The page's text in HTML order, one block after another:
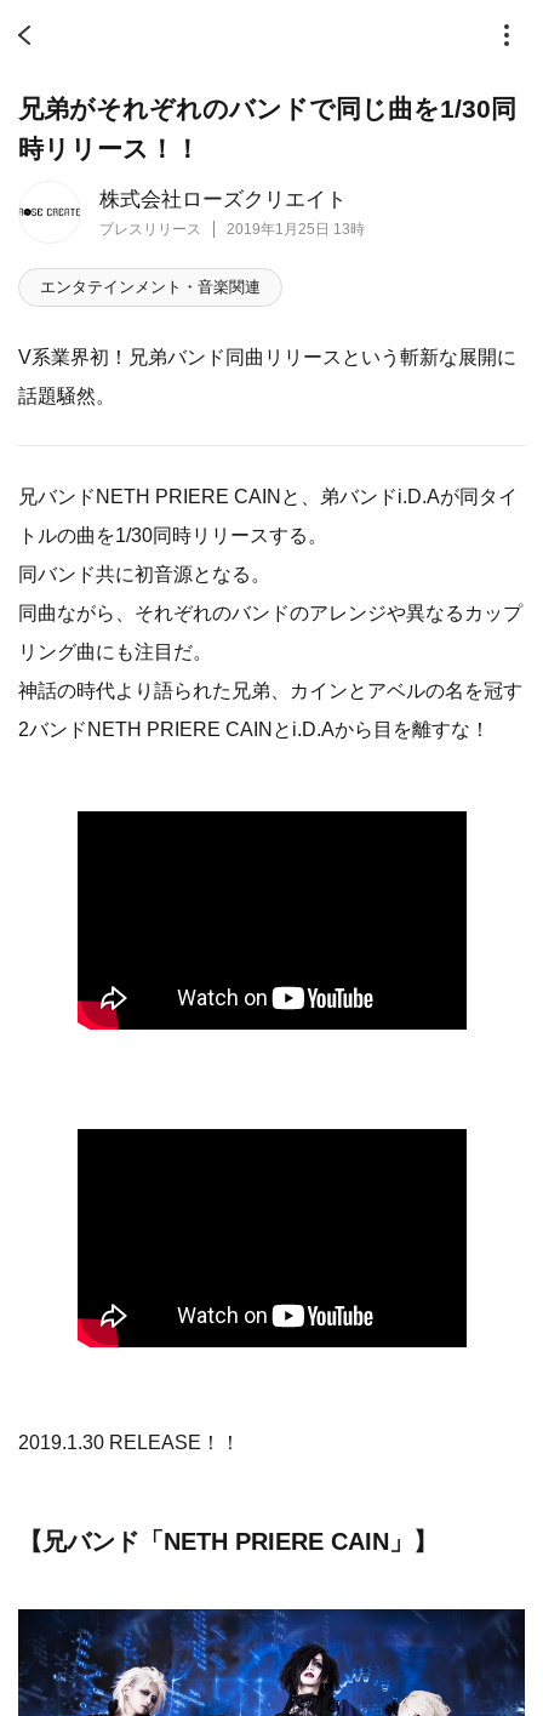
株式会社ローズクリエイト
プレスリリース 2019年1月25日 13時
兄弟がそれぞれのバンドで同じ曲を1/30同
時リリース！！
エンタテインメント・音楽関連
V系業界初！兄弟バンド同曲リリースという斬新な展開に
話題騒然。
兄バンドNETH PRIERE CAINと、弟バンドi.D.Aが同タイ
トルの曲を1/30同時リリースする。
同バンド共に初音源となる。
同曲ながら、それぞれのバンドのアレンジや異なるカップ
リング曲にも注目だ。
神話の時代より語られた兄弟、カインとアベルの名を冠す
2バンドNETH PRIERE CAINとi.D.Aから目を離すな！
2019.1.30 RELEASE！！
【兄バンド「NETH PRIERE CAIN」】